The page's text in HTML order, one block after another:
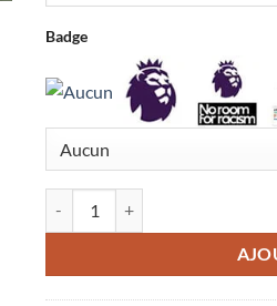
Badge
quantité de Maillot Enfant